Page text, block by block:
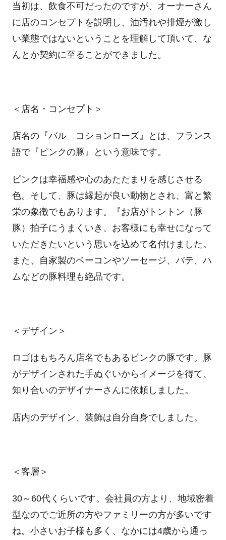
当初は、飲食不可だったのですが、オーナーさん
に店のコンセプトを説明し、油汚れや排煙が激し
い業態ではないということを理解して頂いて、な
んとか契約に至ることができました。
＜店名・コンセプト＞
店名の『バル コションローズ』とは、フランス
語で『ピンクの豚』という意味です。
ピンクは幸福感や心のあたたまりを感じさせる
色。そして、豚は縁起が良い動物とされ、富と繁
栄の象徴でもあります。『お店がトントン（豚
豚）拍子にうまくいき、お客様にも幸せになって
いただきたいという思いを込めて名付けました。
また、自家製のベーコンやソーセージ、パテ、ハ
ムなどの豚料理も絶品です。
＜デザイン＞
ロゴはもちろん店名でもあるピンクの豚です。豚
がデザインされた手ぬぐいからイメージを得て、
知り合いのデザイナーさんに依頼しました。
店内のデザイン、装飾は自分自身でしました。
＜客層＞
30～60代くらいです。会社員の方より、地域密着
型なのでご近所の方やファミリーの方が多いです
ね。小さいお子様も多く、なかには4歳から通っ